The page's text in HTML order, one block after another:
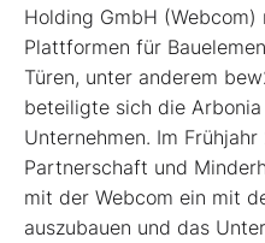
Holding GmbH
Plattformen für
Türen, unter anderem
beteiligte sich die
Unternehmen. Im
Partnerschaft und
mit der Webcom ein mit
auszubauen und das